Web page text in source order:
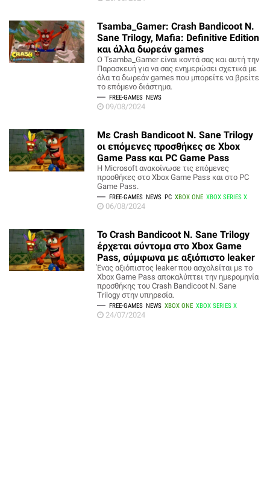
Tsamba_Gamer: Crash Bandicoot N.
Sane Trilogy, Mafia: Definitive Edition
και άλλα δωρεάν games
O Tsamba_Gamer είναι κοντά σας και αυτή την
Παρασκευή για να σας ενημερώσει σχετικά με
όλα τα δωρεάν games που μπορείτε να βρείτε
το επόμενο διάστημα.
FREE-GAMES NEWS
09/08/2024
Με Crash Bandicoot N. Sane Trilogy
οι επόμενες προσθήκες σε Xbox
Game Pass και PC Game Pass
Η Microsoft ανακοίνωσε τις επόμενες
προσθήκες στο Xbox Game Pass και στο PC
Game Pass.
FREE-GAMES NEWS PC XBOX ONE XBOX SERIES X
06/08/2024
Το Crash Bandicoot N. Sane Trilogy
έρχεται σύντομα στο Xbox Game
Pass, σύμφωνα με αξιόπιστο leaker
Ένας αξιόπιστος leaker που ασχολείται με το
Xbox Game Pass αποκαλύπτει την ημερομηνία
προσθήκης του Crash Bandicoot N. Sane
Trilogy στην υπηρεσία.
FREE-GAMES NEWS XBOX ONE XBOX SERIES X
24/07/2024